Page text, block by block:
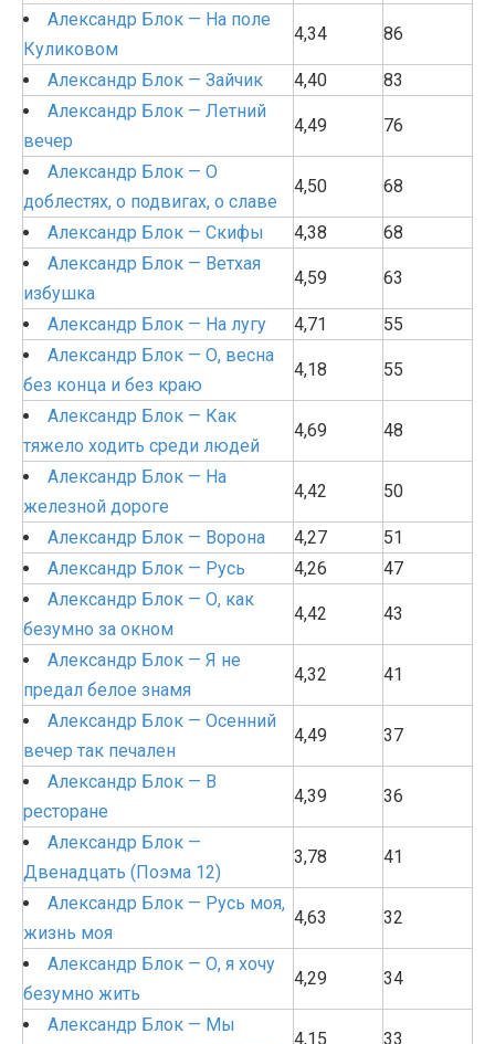
Александр Блок — На поле
Куликовом
4,34 86
Александр Блок — Зайчик 4,40
83
Александр Блок — Летний
вечер
4,49 76
Александр Блок — О
доблестях, о подвигах, о славе
4,50 68
Александр Блок — Скифы 4,38
68
Александр Блок — Ветхая
избушка
4,59 63
Александр Блок — На лугу 4,71
55
Александр Блок — О, весна
без конца и без краю
4,18 55
Александр Блок — Как
тяжело ходить среди людей
4,69 48
Александр Блок — На
железной дороге
4,42 50
Александр Блок — Ворона 4,27
51
Александр Блок — Русь
4,26
47
Александр Блок — О, как
безумно за окном
4,42 43
Александр Блок — Я не
предал белое знамя
4,32 41
Александр Блок — Осенний
вечер так печален
4,49 37
Александр Блок — В
ресторане
4,39 36
Александр Блок —
Двенадцать (Поэма 12)
3,78 41
Александр Блок — Русь моя,
жизнь моя
4,63 32
Александр Блок — О, я хочу
безумно жить
4,29 34
Александр Блок — Мы
4,15 33